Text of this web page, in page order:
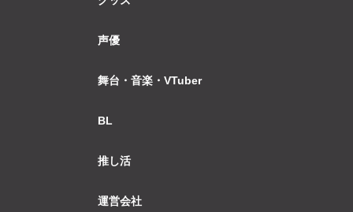
声優
舞台・音楽・VTuber
BL
推し活
運営会社